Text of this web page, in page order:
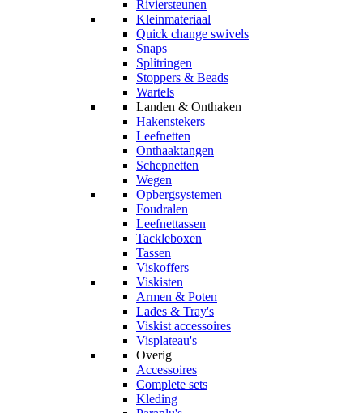
Riviersteunen
Kleinmateriaal
Quick change swivels
Snaps
Splitringen
Stoppers & Beads
Wartels
Landen & Onthaken
Hakenstekers
Leefnetten
Onthaaktangen
Schepnetten
Wegen
Opbergsystemen
Foudralen
Leefnettassen
Tackleboxen
Tassen
Viskoffers
Viskisten
Armen & Poten
Lades & Tray's
Viskist accessoires
Visplateau's
Overig
Accessoires
Complete sets
Kleding